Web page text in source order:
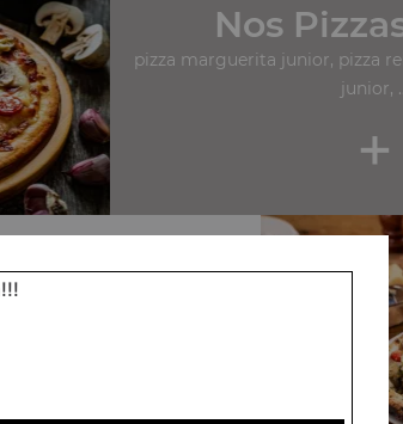
Nos
pizza marguerita junior, pizza
junior,
+
Senior
senior, pizza paysanne
...